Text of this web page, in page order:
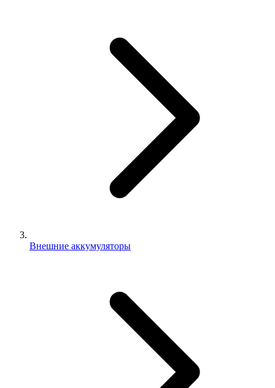
Внешние аккумуляторы